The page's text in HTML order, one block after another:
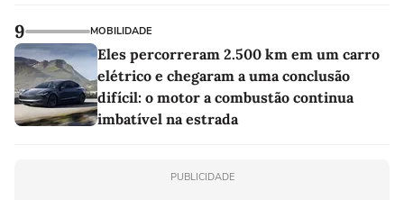
9 MOBILIDADE
Eles percorreram 2.500 km em um carro
elétrico e chegaram a uma conclusão
difícil: o motor a combustão continua
imbatível na estrada
PUBLICIDADE